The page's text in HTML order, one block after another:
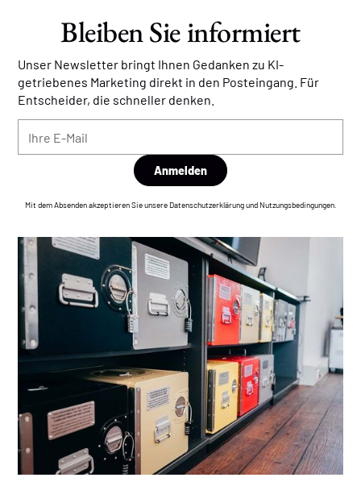
Bleiben Sie informiert
Unser Newsletter bringt Ihnen Gedanken zu KI-
getriebenes Marketing direkt in den Posteingang. Für
Entscheider, die schneller denken.
Mit dem Absenden akzeptieren Sie unsere Datenschutzerklärung und Nutzungsbedingungen.